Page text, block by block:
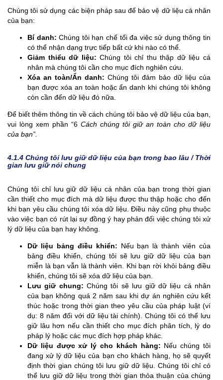
Chúng tôi sử dụng các biện pháp sau để bảo vệ dữ liệu cá nhân
của bạn:
Bí danh:Chúng tôi hạn chế tối đa việc sử dụng thông tin
có thể nhận dạng trực tiếp bất cứ khi nào có thể.
Giảm thiểu dữ liệu:Chúng tôi chỉ thu thập dữ liệu cá
nhân mà chúng tôi cần cho mục đích nghiên cứu.
Xóa an toàn/Ẩn danh: Chúng tôi đảm bảo dữ liệu của
bạn được xóa an toàn hoặc ẩn danh khi chúng tôi không
còn cần đến dữ liệu đó nữa.
Để biết thêm thông tin về cách chúng tôi bảo vệ dữ liệu của bạn,
vui lòng xem phần “6 Cách chúng tôi giữ an toàn cho dữ liệu
của bạn”.
4.1.4 Chúng tôi lưu giữ dữ liệu của bạn trong bao lâu / Thời
gian lưu giữ nói chung
Chúng tôi chỉ lưu giữ dữ liệu cá nhân của bạn trong thời gian
cần thiết cho mục đích mà dữ liệu được thu thập hoặc cho đến
khi bạn yêu cầu chúng tôi xóa dữ liệu. Điều này cũng phụ thuộc
vào việc bạn có rút lại sự đồng ý hay phản đối việc chúng tôi xử
lý dữ liệu của bạn hay không.
Dữ liệu bảng điều khiển: Nếu bạn là thành viên của
bảng điều khiển, chúng tôi sẽ lưu giữ dữ liệu của bạn
miễn là bạn vẫn là thành viên. Khi bạn rời khỏi bảng điều
khiển, chúng tôi sẽ xóa dữ liệu của bạn.
Lưu giữ chung:Chúng tôi sẽ lưu giữ dữ liệu cá nhân
của bạn không quá 2 năm sau khi dự án nghiên cứu kết
thúc hoặc trong thời gian theo yêu cầu của pháp luật (ví
dụ: 8 năm đối với dữ liệu tài chính). Chúng tôi có thể lưu
giữ lâu hơn nếu cần thiết cho mục đích phân tích, lý do
pháp lý hoặc các mục đích hợp pháp khác.
Dữ liệu được xử lý cho khách hàng: Nếu chúng tôi
đang xử lý dữ liệu của bạn cho khách hàng, họ sẽ quyết
định thời gian chúng tôi lưu giữ dữ liệu. Chúng tôi chỉ có
thể lưu giữ dữ liệu trong thời gian thỏa thuận của chúng